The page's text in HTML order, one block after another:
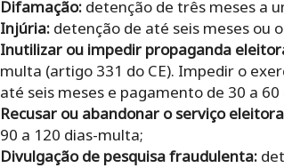
Difamação: detenção de três meses a
Injúria: detenção de até seis meses ou
Inutilizar ou impedir propaganda
multa (artigo 331 do CE). Impedir o
até seis meses e pagamento de 30 a
Recusar ou abandonar o serviço
90 a 120 dias-multa;
Divulgação de pesquisa fraudulenta: